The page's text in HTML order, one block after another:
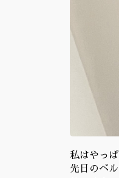
私はやっ
先日のベ